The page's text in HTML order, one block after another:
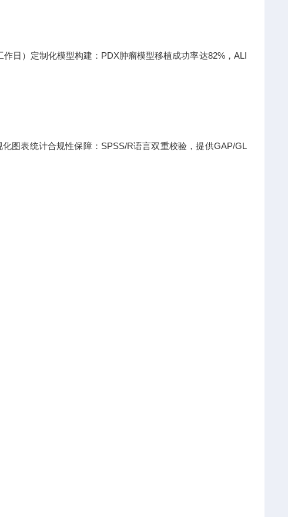
日）定制化模型构建：PDX肿瘤模型移植成功率达82%，ALI
图表统计合规性保障：SPSS/R语言双重校验，提供GAP/GL